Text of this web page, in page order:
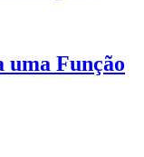
uma Função